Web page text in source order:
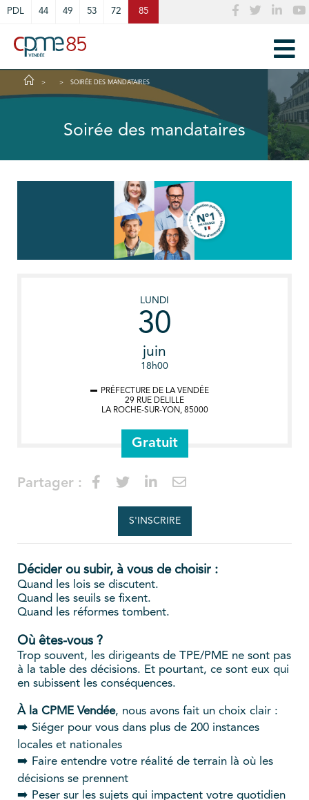
PDL 44 49 53 72 85
SOIRÉE DES MANDATAIRES
Soirée des mandataires
LUNDI
30
juin
18h00
PRÉFECTURE DE LA VENDÉE
29 RUE DELILLE
LA ROCHE-SUR-YON, 85000
Gratuit
Partager :
S'INSCRIRE
Décider ou subir, à vous de choisir :
Quand les lois se discutent.
Quand les seuils se fixent.
Quand les réformes tombent.
Où êtes-vous ?
Trop souvent, les dirigeants de TPE/PME ne sont pas
à la table des décisions. Et pourtant, ce sont eux qui
en subissent les conséquences.
À la CPME Vendée, nous avons fait un choix clair :
➡️ Siéger pour vous dans plus de 200 instances
locales et nationales
➡️ Faire entendre votre réalité de terrain là où les
décisions se prennent
➡️ Peser sur les sujets qui impactent votre quotidien
Cookies management panel